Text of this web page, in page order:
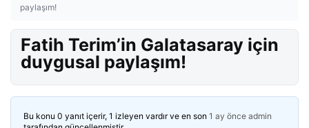
paylaşım!
Fatih Terim’in Galatasaray için
duygusal paylaşım!
Bu konu 0 yanıt içerir, 1 izleyen vardır ve en son 1 ay önce admin